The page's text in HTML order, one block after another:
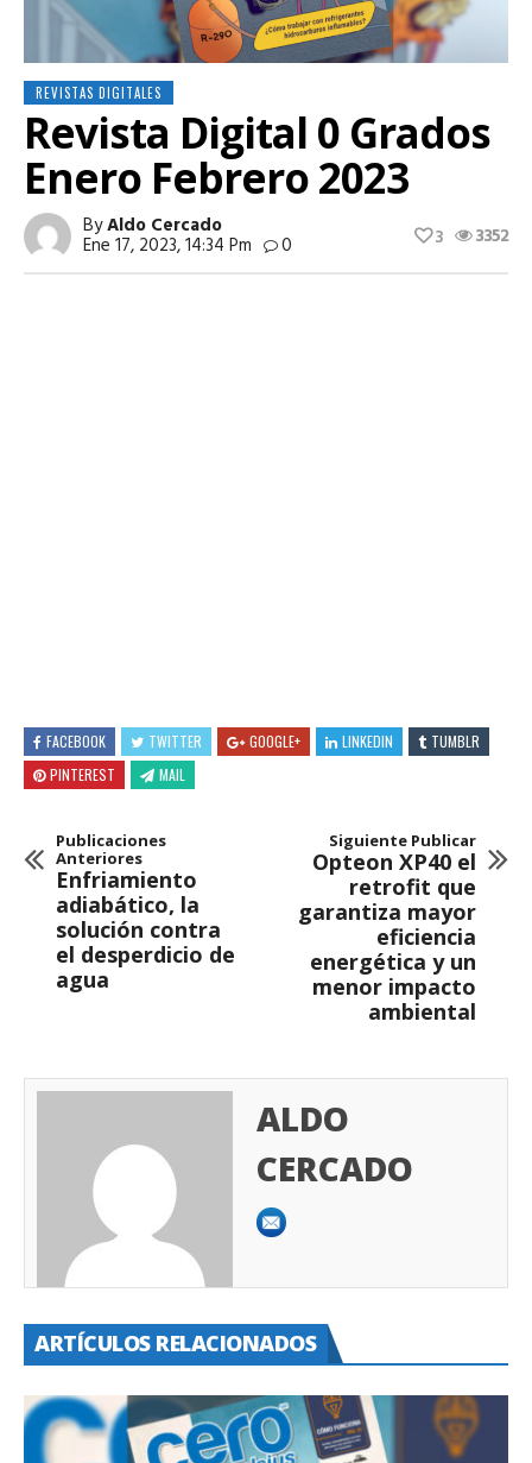
REVISTAS DIGITALES
Revista Digital 0 Grados
Enero Febrero 2023
ByAldo Cercado
Ene 17, 2023, 14:34 Pm 0 3352
3
FACEBOOK TWITTER GOOGLE+ LINKEDIN
TUMBLR
PINTEREST
MAIL
Publicaciones
Anteriores
Enfriamiento
adiabático, la
solución contra
el desperdicio de
agua
Siguiente Publicar
Opteon XP40 el
retrofit que
garantiza mayor
eficiencia
energética y un
menor impacto
ambiental
ALDO
CERCADO
ARTÍCULOS RELACIONADOS